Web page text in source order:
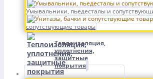
Умывальники, пьедесталы и
сопутствующие товары
Теплоизоляция,
уплотнения,
защитные
покрытия